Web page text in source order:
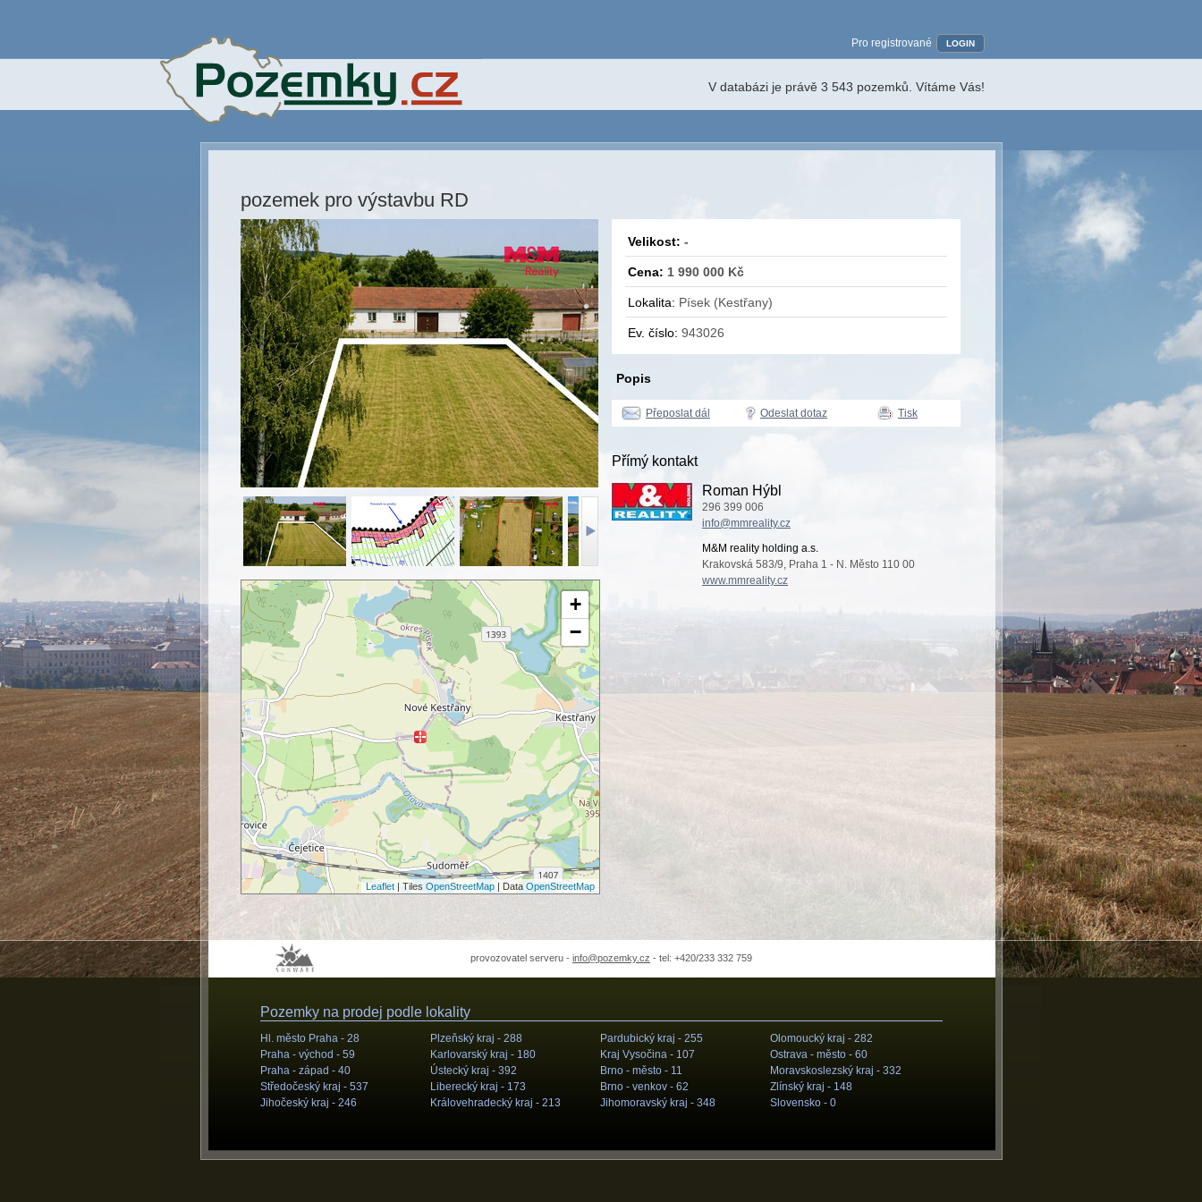
Pro registrované LOGIN
V databázi je právě 3 543 pozemků. Vítáme Vás!
pozemek pro výstavbu RD
+
−
Leaflet | Tiles OpenStreetMap | Data OpenStreetMap
Velikost: -
Cena: 1 990 000 Kč
Lokalita: Písek (Kestřany)
Ev. číslo: 943026
Popis
Přeposlat dál Odeslat dotaz Tisk
Přímý kontakt
Roman Hýbl
296 399 006
info@mmreality.cz
M&M reality holding a.s.
Krakovská 583/9, Praha 1 - N. Město 110 00
www.mmreality.cz
provozovatel serveru - info@pozemky.cz - tel: +420/233 332 759
Pozemky na prodej podle lokality
Hl. město Praha - 28
Praha - východ - 59
Praha - západ - 40
Středočeský kraj - 537
Jihočeský kraj - 246
Plzeňský kraj - 288
Karlovarský kraj - 180
Ústecký kraj - 392
Liberecký kraj - 173
Královehradecký kraj - 213
Pardubický kraj - 255
Kraj Vysočina - 107
Brno - město - 11
Brno - venkov - 62
Jihomoravský kraj - 348
Olomoucký kraj - 282
Ostrava - město - 60
Moravskoslezský kraj - 332
Zlínský kraj - 148
Slovensko - 0